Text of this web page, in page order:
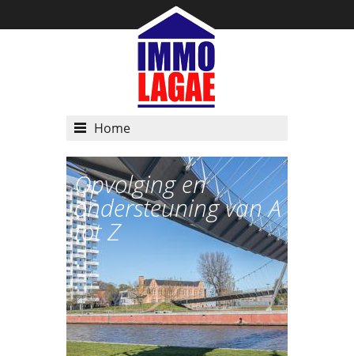
Home
Opvolging en
ondersteuning van A
tot Z